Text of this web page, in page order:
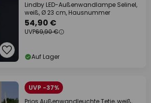
Lindby LED-Außenwandlampe Selinel,
weiß, Ø 23 cm, Hausnummer
54,90 €
UVP69,90 €
Auf Lager
UVP -37%
Prios Außenwandleuchte Tetje, weiß,